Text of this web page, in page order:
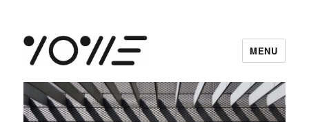
vowe dot net
MENU